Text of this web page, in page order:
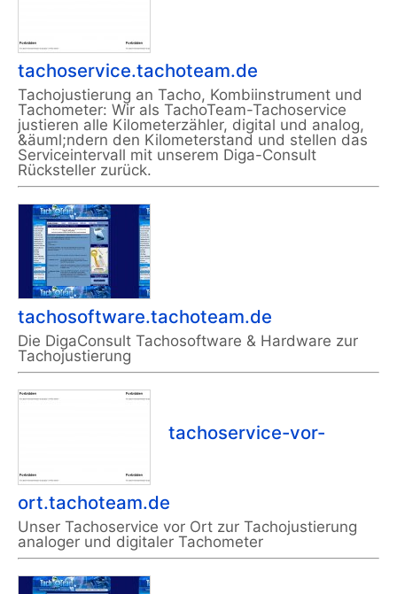
tachoservice.tachoteam.de
Tachojustierung an Tacho, Kombiinstrument und
Tachometer: Wir als TachoTeam-Tachoservice
justieren alle Kilometerzähler, digital und analog,
&äuml;ndern den Kilometerstand und stellen das
Serviceintervall mit unserem Diga-Consult
Rücksteller zurück.
tachosoftware.tachoteam.de
Die DigaConsult Tachosoftware & Hardware zur
Tachojustierung
tachoservice-vor-
ort.tachoteam.de
Unser Tachoservice vor Ort zur Tachojustierung
analoger und digitaler Tachometer